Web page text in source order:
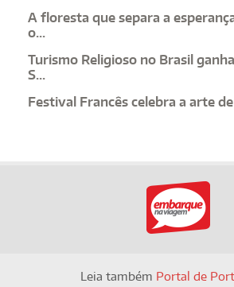
A floresta que separa a
o...
Turismo Religioso no Brasil
S...
Festival Francês celebra a arte
Leia também Portal de